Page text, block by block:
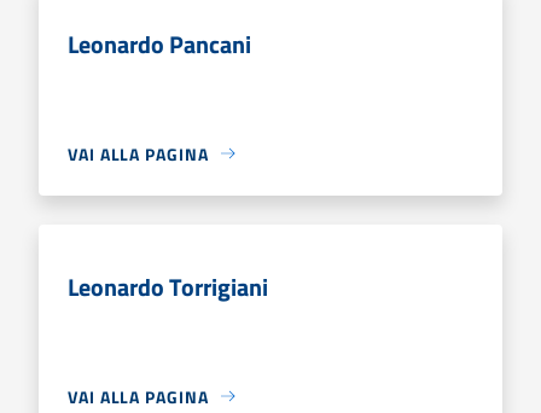
Leonardo Pancani
VAI ALLA PAGINA
Leonardo Torrigiani
VAI ALLA PAGINA